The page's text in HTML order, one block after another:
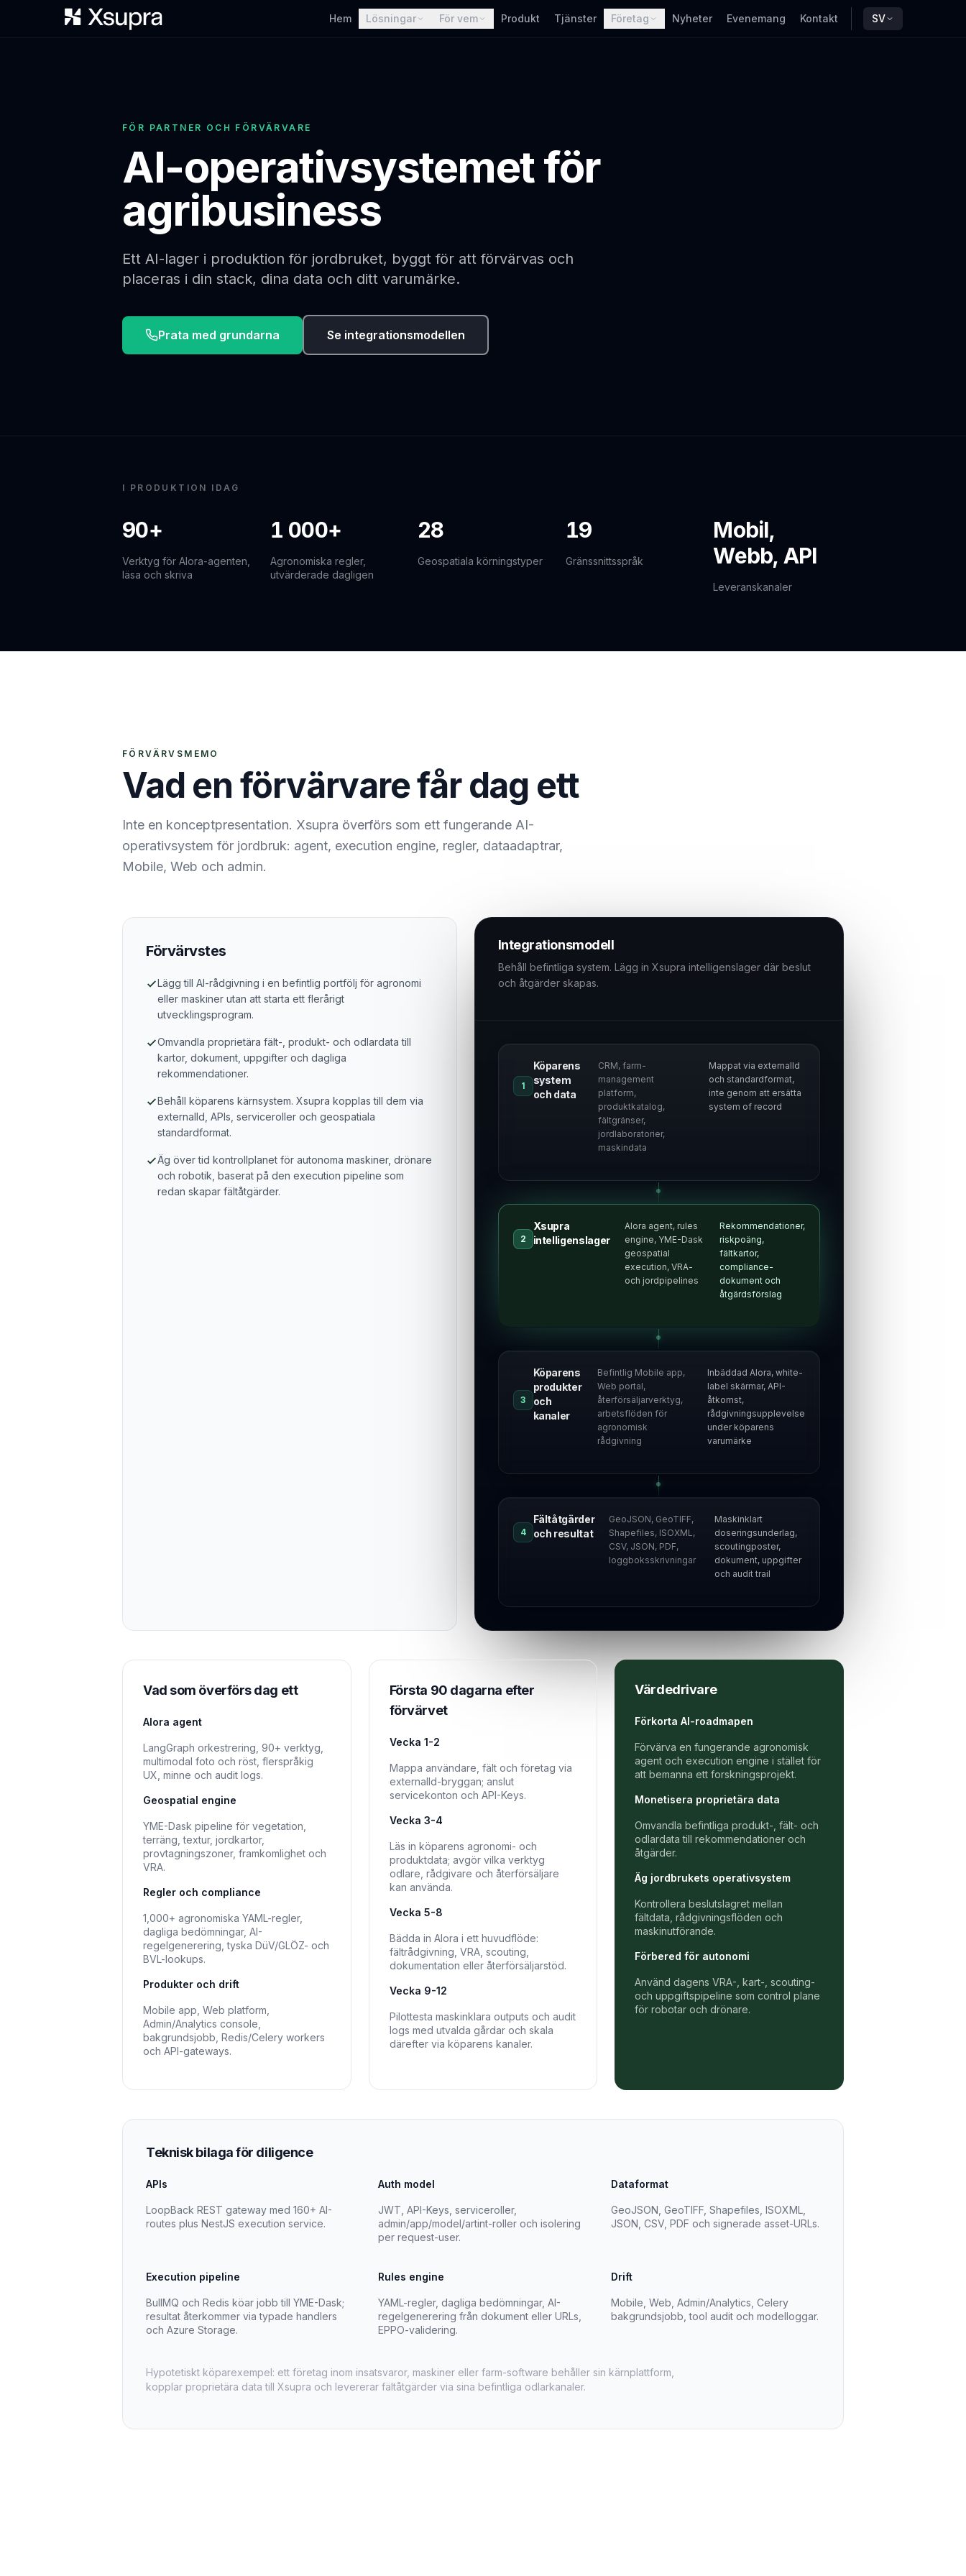
Hem Lösningar För vem Produkt Tjänster Företag Nyheter Evenemang Kontakt SV
FÖR PARTNER OCH FÖRVÄRVARE
AI-operativsystemet för
agribusiness
Ett AI-lager i produktion för jordbruket, byggt för att förvärvas och
placeras i din stack, dina data och ditt varumärke.
Prata med grundarna Se integrationsmodellen
I PRODUKTION IDAG
90+
Verktyg för Alora-agenten,
läsa och skriva
1 000+
Agronomiska regler,
utvärderade dagligen
28
Geospatiala körningstyper
19
Gränssnittsspråk
Mobil,
Webb, API
Leveranskanaler
FÖRVÄRVSMEMO
Vad en förvärvare får dag ett
Inte en konceptpresentation. Xsupra överförs som ett fungerande AI-
operativsystem för jordbruk: agent, execution engine, regler, dataadaptrar,
Mobile, Web och admin.
Förvärvstes
Lägg till AI-rådgivning i en befintlig portfölj för agronomi
eller maskiner utan att starta ett flerårigt
utvecklingsprogram.
Omvandla proprietära fält-, produkt- och odlardata till
kartor, dokument, uppgifter och dagliga
rekommendationer.
Behåll köparens kärnsystem. Xsupra kopplas till dem via
externalId, APIs, serviceroller och geospatiala
standardformat.
Äg över tid kontrollplanet för autonoma maskiner, drönare
och robotik, baserat på den execution pipeline som
redan skapar fältåtgärder.
Integrationsmodell
Behåll befintliga system. Lägg in Xsupra intelligenslager där beslut
och åtgärder skapas.
1
Köparens
system
och data
CRM, farm-
management
platform,
produktkatalog,
fältgränser,
jordlaboratorier,
maskindata
Mappat via externalId
och standardformat,
inte genom att ersätta
system of record
2
Xsupra
intelligenslager
Alora agent, rules
engine, YME-Dask
geospatial
execution, VRA-
och jordpipelines
Rekommendationer,
riskpoäng,
fältkartor,
compliance-
dokument och
åtgärdsförslag
3
Köparens
produkter
och
kanaler
Befintlig Mobile app,
Web portal,
återförsäljarverktyg,
arbetsflöden för
agronomisk
rådgivning
Inbäddad Alora, white-
label skärmar, API-
åtkomst,
rådgivningsupplevelse
under köparens
varumärke
4
Fältåtgärder
och resultat
GeoJSON, GeoTIFF,
Shapefiles, ISOXML,
CSV, JSON, PDF,
loggboksskrivningar
Maskinklart
doseringsunderlag,
scoutingposter,
dokument, uppgifter
och audit trail
Vad som överförs dag ett
Alora agent
LangGraph orkestrering, 90+ verktyg,
multimodal foto och röst, flerspråkig
UX, minne och audit logs.
Geospatial engine
YME-Dask pipeline för vegetation,
terräng, textur, jordkartor,
provtagningszoner, framkomlighet och
VRA.
Regler och compliance
1,000+ agronomiska YAML-regler,
dagliga bedömningar, AI-
regelgenerering, tyska DüV/GLÖZ- och
BVL-lookups.
Produkter och drift
Mobile app, Web platform,
Admin/Analytics console,
bakgrundsjobb, Redis/Celery workers
och API-gateways.
Första 90 dagarna efter
förvärvet
Vecka 1-2
Mappa användare, fält och företag via
externalId-bryggan; anslut
servicekonton och API-Keys.
Vecka 3-4
Läs in köparens agronomi- och
produktdata; avgör vilka verktyg
odlare, rådgivare och återförsäljare
kan använda.
Vecka 5-8
Bädda in Alora i ett huvudflöde:
fältrådgivning, VRA, scouting,
dokumentation eller återförsäljarstöd.
Vecka 9-12
Pilottesta maskinklara outputs och audit
logs med utvalda gårdar och skala
därefter via köparens kanaler.
Värdedrivare
Förkorta AI-roadmapen
Förvärva en fungerande agronomisk
agent och execution engine i stället för
att bemanna ett forskningsprojekt.
Monetisera proprietära data
Omvandla befintliga produkt-, fält- och
odlardata till rekommendationer och
åtgärder.
Äg jordbrukets operativsystem
Kontrollera beslutslagret mellan
fältdata, rådgivningsflöden och
maskinutförande.
Förbered för autonomi
Använd dagens VRA-, kart-, scouting-
och uppgiftspipeline som control plane
för robotar och drönare.
Teknisk bilaga för diligence
APIs
LoopBack REST gateway med 160+ AI-
routes plus NestJS execution service.
Auth model
JWT, API-Keys, serviceroller,
admin/app/model/artint-roller och isolering
per request-user.
Dataformat
GeoJSON, GeoTIFF, Shapefiles, ISOXML,
JSON, CSV, PDF och signerade asset-URLs.
Execution pipeline
BullMQ och Redis köar jobb till YME-Dask;
resultat återkommer via typade handlers
och Azure Storage.
Rules engine
YAML-regler, dagliga bedömningar, AI-
regelgenerering från dokument eller URLs,
EPPO-validering.
Drift
Mobile, Web, Admin/Analytics, Celery
bakgrundsjobb, tool audit och modelloggar.
Hypotetiskt köparexempel: ett företag inom insatsvaror, maskiner eller farm-software behåller sin kärnplattform,
kopplar proprietära data till Xsupra och levererar fältåtgärder via sina befintliga odlarkanaler.